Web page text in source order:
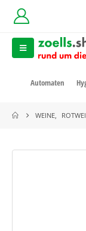
Automaten
WEINE,